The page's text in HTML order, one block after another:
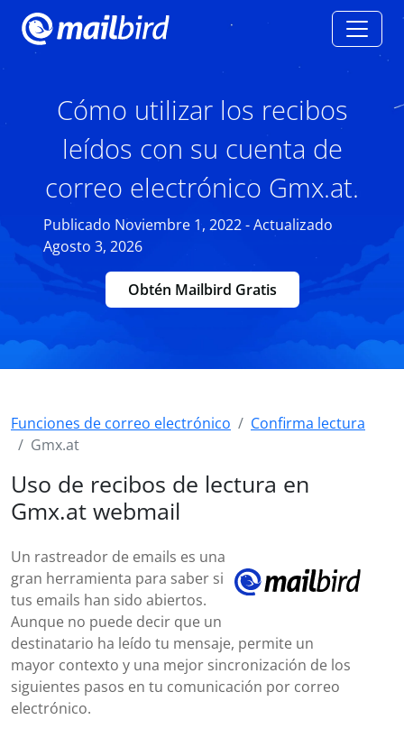
Cómo utilizar los recibos
leídos con su cuenta de
correo electrónico Gmx.at.
Publicado Noviembre 1, 2022 - Actualizado
Agosto 3, 2026
Obtén Mailbird Gratis
Funciones de correo electrónico
Confirma lectura
Gmx.at
Uso de recibos de lectura en
Gmx.at webmail
Un rastreador de emails es una
gran herramienta para saber si
tus emails han sido abiertos.
Aunque no puede decir que un
destinatario ha leído tu mensaje, permite un
mayor contexto y una mejor sincronización de los
siguientes pasos en tu comunicación por correo
electrónico.